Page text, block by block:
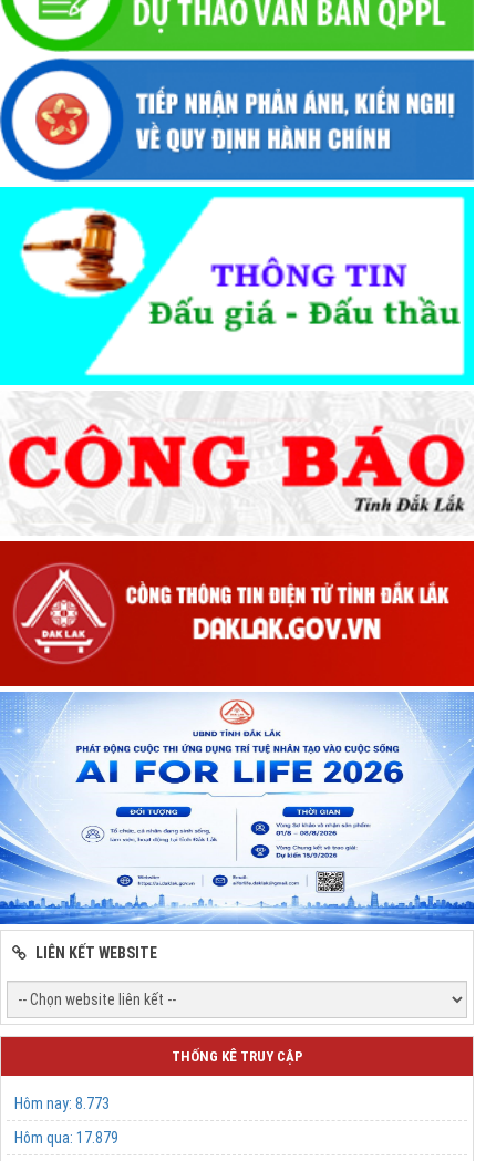
LIÊN KẾT WEBSITE
THỐNG KÊ TRUY CẬP
Hôm nay: 8.773
Hôm qua: 17.879